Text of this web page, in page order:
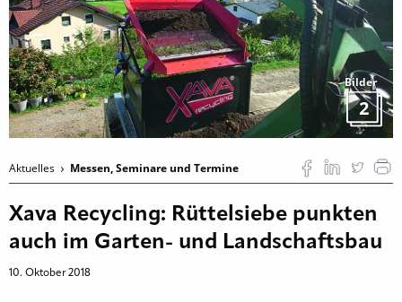
Bilder
2
Aktuelles Messen, Seminare und Termine
Xava Recycling: Rüttelsiebe punkten
auch im Garten- und Landschaftsbau
10. Oktober 2018